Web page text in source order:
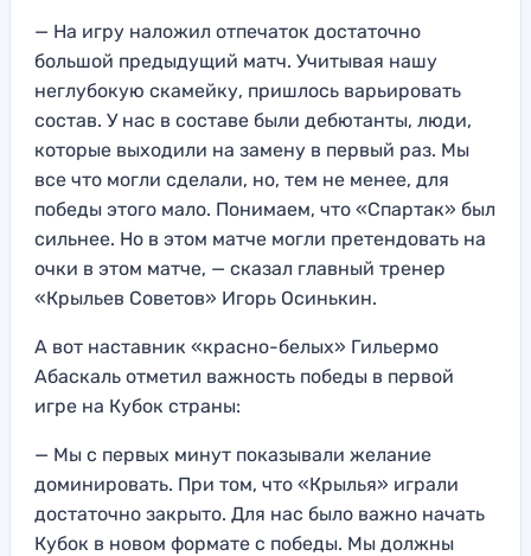
— На игру наложил отпечаток достаточно
большой предыдущий матч. Учитывая нашу
неглубокую скамейку, пришлось варьировать
состав. У нас в составе были дебютанты, люди,
которые выходили на замену в первый раз. Мы
все что могли сделали, но, тем не менее, для
победы этого мало. Понимаем, что «Спартак» был
сильнее. Но в этом матче могли претендовать на
очки в этом матче, — сказал главный тренер
«Крыльев Советов» Игорь Осинькин.
А вот наставник «красно-белых» Гильермо
Абаскаль отметил важность победы в первой
игре на Кубок страны:
— Мы с первых минут показывали желание
доминировать. При том, что «Крылья» играли
достаточно закрыто. Для нас было важно начать
Кубок в новом формате с победы. Мы должны